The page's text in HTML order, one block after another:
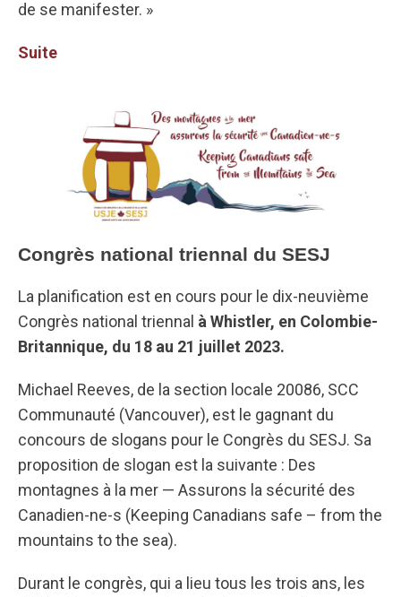
de se manifester. »
Suite
Congrès national triennal du SESJ
La planification est en cours pour le dix-neuvième
Congrès national triennal à Whistler, en Colombie-
Britannique, du 18 au 21 juillet 2023.
Michael Reeves, de la section locale 20086, SCC
Communauté (Vancouver), est le gagnant du
concours de slogans pour le Congrès du SESJ. Sa
proposition de slogan est la suivante : Des
montagnes à la mer — Assurons la sécurité des
Canadien-ne-s (Keeping Canadians safe – from the
mountains to the sea).
Durant le congrès, qui a lieu tous les trois ans, les